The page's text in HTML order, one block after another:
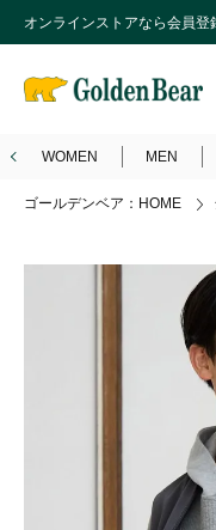
オンラインストアなら会員登
WOMEN MEN
ゴールデンベア：HOME